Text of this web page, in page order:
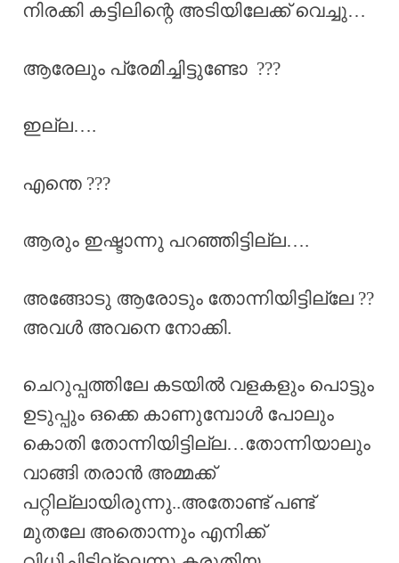
നിരക്കി കട്ടിലിന്റെ അടിയിലേക്ക് വെച്ചു…
ആരേലും പ്രേമിച്ചിട്ടുണ്ടോ ???
ഇല്ല….
എന്തെ ???
ആരും ഇഷ്ടാന്നു പറഞ്ഞിട്ടില്ല….
അങ്ങോടു ആരോടും തോന്നിയിട്ടില്ലേ ??
അവൾ അവനെ നോക്കി.
ചെറുപ്പത്തിലേ കടയിൽ വളകളും പൊട്ടും
ഉടുപ്പും ഒക്കെ കാണുമ്പോൾ പോലും
കൊതി തോന്നിയിട്ടില്ല…തോന്നിയാലും
വാങ്ങി തരാൻ അമ്മക്ക്
പറ്റില്ലായിരുന്നു..അതോണ്ട് പണ്ട്
മുതലേ അതൊന്നും എനിക്ക്